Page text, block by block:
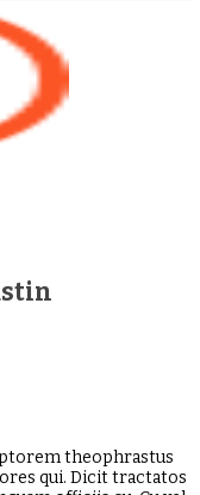
theophrastus
qui. Dicit tractatos